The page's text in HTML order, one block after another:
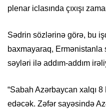
plenar iclasında çıxışı
Sədrin sözlərinə görə, bu
baxmayaraq, Ermənistanla
səyləri ilə addım-addım
“Sabah Azərbaycan xalqı
edəcək. Zəfər sayəsində